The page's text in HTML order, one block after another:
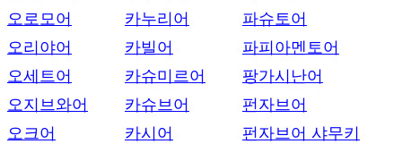
오로모어
오리야어
오세트어
오지브와어
오크어
카누리어
카빌어
카슈미르어
카슈브어
카시어
파슈토어
파피아멘토어
팡가시난어
펀자브어
펀자브어 샤무키